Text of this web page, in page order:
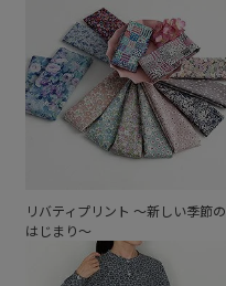
リバティプリント ～新しい季節の
はじまり～